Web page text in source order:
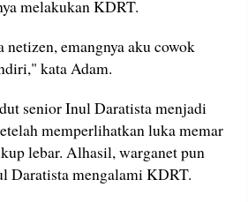
melakukan KDRT.
emangnya aku cowok
kata Adam.
senior Inul Daratista menjadi
memperlihatkan luka memar
lebar. Alhasil, warganet pun
Daratista mengalami KDRT.